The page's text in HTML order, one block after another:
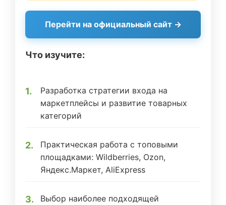
Перейти на официальный сайт →
Что изучите:
Разработка стратегии входа на
маркетплейсы и развитие товарных
категорий
Практическая работа с топовыми
площадками: Wildberries, Ozon,
Яндекс.Маркет, AliExpress
Выбор наиболее подходящей